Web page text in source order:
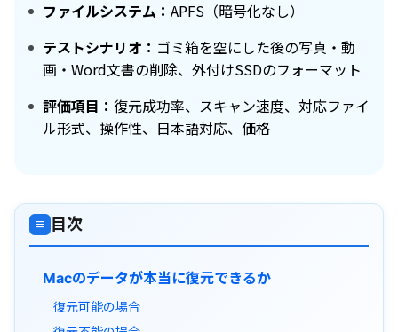
ファイルシステム： APFS（暗号化なし）
テストシナリオ： ゴミ箱を空にした後の写真・動
画・Word文書の削除、外付けSSDのフォーマット
評価項目： 復元成功率、スキャン速度、対応ファイ
ル形式、操作性、日本語対応、価格
≡ 目次
Macのデータが本当に復元できるか
復元可能の場合